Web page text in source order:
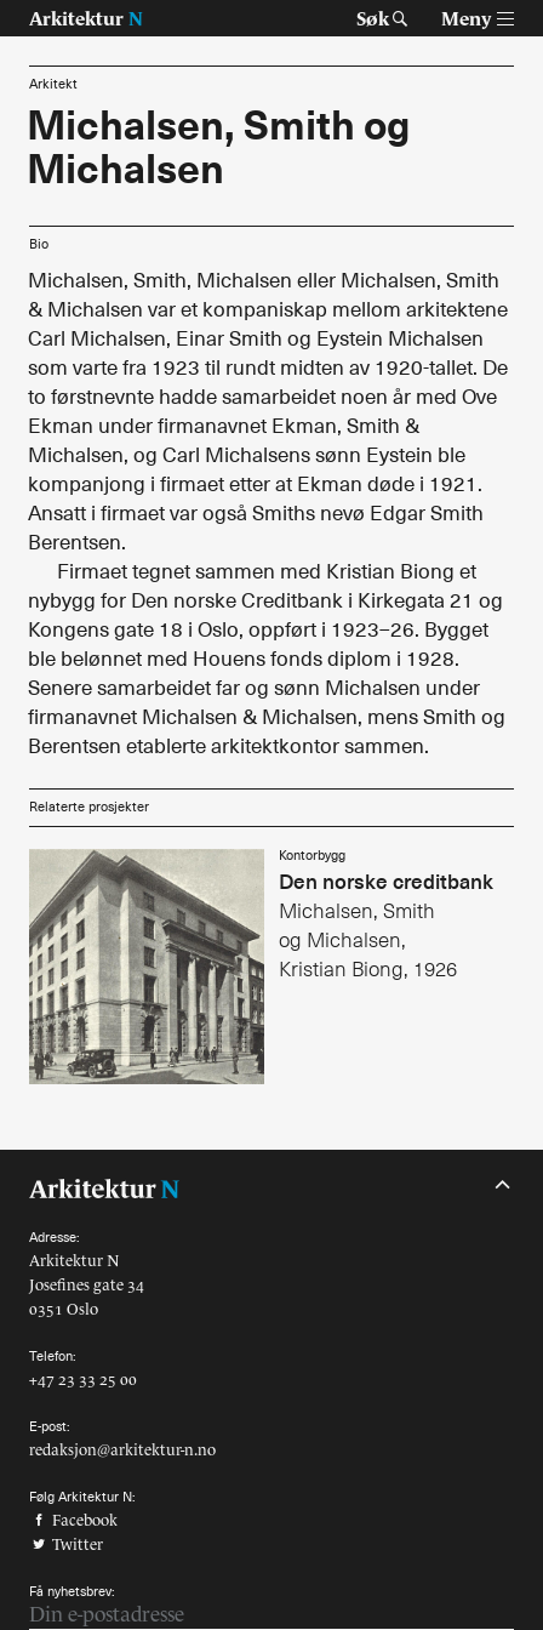
Arkitektur N Søk Meny
Tidsskrift for arkitektur, interiør og landskap
Temaer
Prosjekter
Artikler
Om Arkitektur N
Siste utgave
Tidligere utgaver
Alle utgaver
Abonnere
Made in Norway
Bokomtaler
Forfattere
Arkitekter
Tast retur for å søke eller esc for å lukke
Arkitekt
Michalsen, Smith og
Michalsen
Bio
Michalsen, Smith, Michalsen eller Michalsen, Smith
& Michalsen var et kompaniskap mellom arkitektene
Carl Michalsen, Einar Smith og Eystein Michalsen
som varte fra 1923 til rundt midten av 1920-tallet. De
to førstnevnte hadde samarbeidet noen år med Ove
Ekman under firmanavnet Ekman, Smith &
Michalsen, og Carl Michalsens sønn Eystein ble
kompanjong i firmaet etter at Ekman døde i 1921.
Ansatt i firmaet var også Smiths nevø Edgar Smith
Berentsen.
Firmaet tegnet sammen med Kristian Biong et
nybygg for Den norske Creditbank i Kirkegata 21 og
Kongens gate 18 i Oslo, oppført i 1923–26. Bygget
ble belønnet med Houens fonds diplom i 1928.
Senere samarbeidet far og sønn Michalsen under
firmanavnet Michalsen & Michalsen, mens Smith og
Berentsen etablerte arkitektkontor sammen.
Relaterte prosjekter
Kontorbygg
Den norske creditbank
Michalsen, Smith
og Michalsen,
Kristian Biong, 1926
Adresse:
Arkitektur N
Josefines gate 34
0351 Oslo
Telefon:
+47 23 33 25 00
E-post:
redaksjon@arkitektur-n.no
Følg Arkitektur N:
Facebook
Twitter
Få nyhetsbrev: